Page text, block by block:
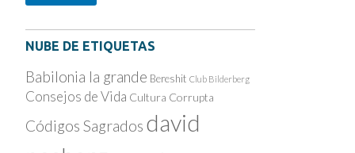
NUBE DE ETIQUETAS
Babilonia la grande Bereshit Club Bilderberg
Consejos de Vida Cultura Corrupta
Códigos Sagrados david